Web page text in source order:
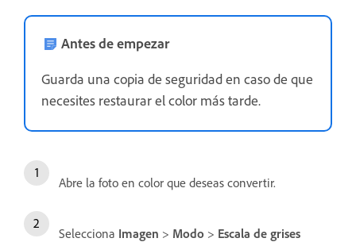
Antes de empezar
Guarda una copia de seguridad en caso de que
necesites restaurar el color más tarde.
Abre la foto en color que deseas convertir.
Selecciona Imagen > Modo > Escala de grises